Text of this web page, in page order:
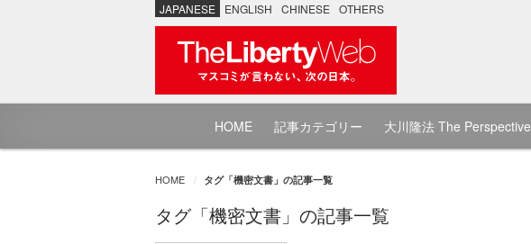
JAPANESE ENGLISH CHINESE OTHERS
HOME 記事カテゴリー 大川隆法 The Perspective
HOME タグ「機密文書」の記事一覧
タグ「機密文書」の記事一覧